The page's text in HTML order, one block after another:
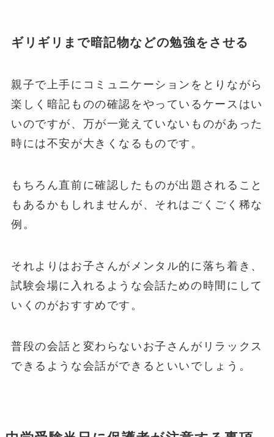
ギリギリまで暗記物などの勉強をさせる
親子で上手にコミュニケーションをとりながら
楽しく暗記ものの確認をやっているケースはい
いのですが、万が一覚えていないものがあった
時には不安が大きくなるものです。
もちろん直前に確認したものが出題されること
もあるかもしれませんが、それはごくごく稀な
例。
それよりはお子さんがメンタル的に落ち着き、
試験会場に入れるような会話ための時間にして
いくのがおすすめです。
普段の会話と変わらないお子さんがリラックス
できるような会話ができるといいでしょう。